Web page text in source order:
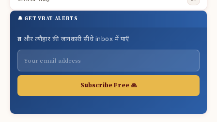
🔔 GET VRAT ALERTS
व्रत और त्यौहार की जानकारी सीधे inbox में पाएँ
Subscribe Free 🙏